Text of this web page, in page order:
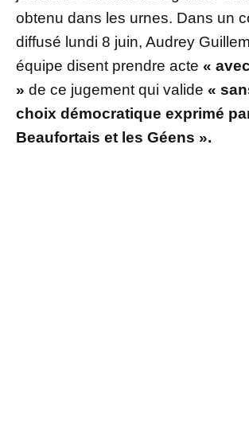
obtenu dans les urnes. Dans un
diffusé lundi 8 juin, Audrey
équipe disent prendre acte «
» de ce jugement qui valide «
choix démocratique exprimé
Beaufortais et les Géens ».